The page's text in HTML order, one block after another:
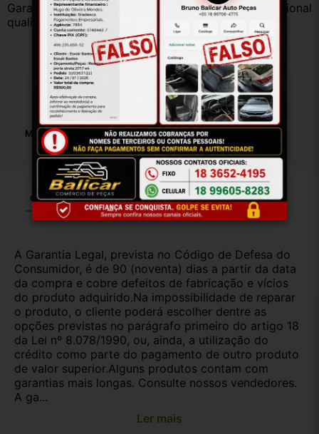
Garantia válida somente com instalação por profissional
qualificado.
Especificações
Motivo De GTIN Vacío: Outro
Garantia Certificado de Procedência Troca e Devolução
A Garantia Legal, prevista no Código de Defesa do
Consumidor, é de 90 (noventa) dias a partir da data
da compra e cobre defeitos de fabricação e vícios
do produto adquirido.Na impossibilidade de reparar
o produto, o cliente poderá escolher dentre as
opções previstas no parágrafo primeiro do artigo 18
da Lei nº 8.078/1990, ou, ainda, a utilização do
crédito como parte do pagamento de outro produto
de valor superior.Alguns produtos contam com
garantias mais longas. Consulte nossos vendedores.
A ga...
Ler mais